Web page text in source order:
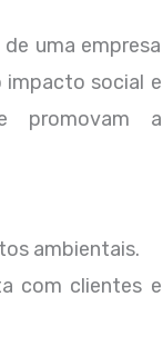
uma empresa
impacto social e
promovam a
ambientais.
com clientes e